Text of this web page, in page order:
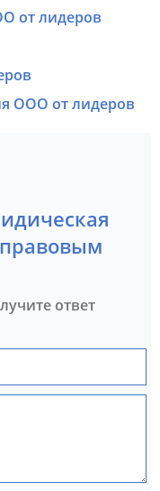
от лидеров
ООО от лидеров
ответ